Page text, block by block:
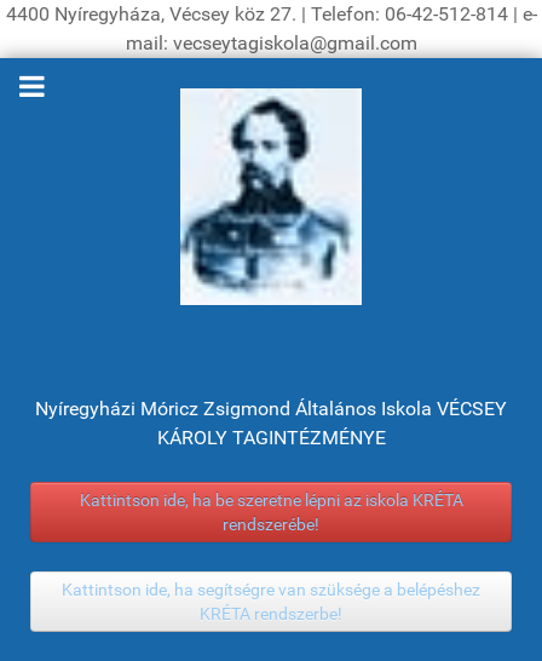
4400 Nyíregyháza, Vécsey köz 27. | Telefon: 06-42-512-814 | e-
mail: vecseytagiskola@gmail.com
Nyíregyházi Móricz Zsigmond Általános Iskola VÉCSEY
KÁROLY TAGINTÉZMÉNYE
Kattintson ide, ha be szeretne lépni az iskola KRÉTA
rendszerébe!
Kattintson ide, ha segítségre van szüksége a belépéshez
KRÉTA rendszerbe!